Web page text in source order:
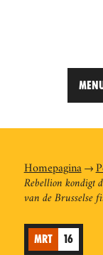
Homepagina
Rebellion kondigt
van de Brusselse
MRT 16